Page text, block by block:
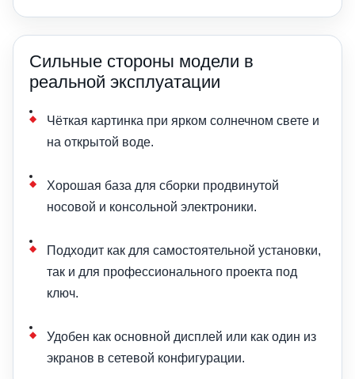
Сильные стороны модели в
реальной эксплуатации
Чёткая картинка при ярком солнечном свете и
на открытой воде.
Хорошая база для сборки продвинутой
носовой и консольной электроники.
Подходит как для самостоятельной установки,
так и для профессионального проекта под
ключ.
Удобен как основной дисплей или как один из
экранов в сетевой конфигурации.